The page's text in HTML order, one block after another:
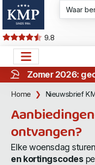
9.8
Zomer 2026:
Home Nieuwsbrief
ontvangen?
Elke woensdag
en kortingscodes